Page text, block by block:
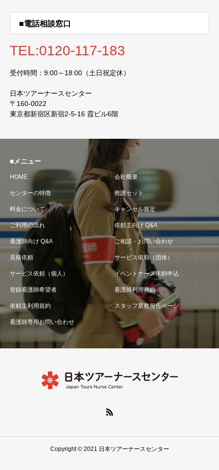
■電話相談窓口
TEL:0120-117-183
受付時間：9:00～18:00（土日祝定休）
日本ツアーナースセンター
〒160-0022
東京都新宿区新宿2-5-16 霞ビル6階
■メニュー
HOME 会社概要
センターの特徴 救護セット
料金について キャンセル規定
ご利用の流れ 依頼主向け Q&A
看護師向け Q&A ご相談・お問い合わせ
見積依頼 サービス依頼（団体）
サービス依頼（個人） イベントナース依頼申込
登録看護師希望者 看護師利用規約
依頼主利用規約 スタッフ業務報告ページ
看護師専用お問い合わせ
Copyright © 2021 日本ツアーナースセンター